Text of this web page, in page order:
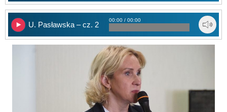
U. Pasławska – cz. 2
00:00 / 00:00